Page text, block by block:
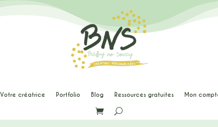
Votre créatrice Portfolio Blog Ressources gratuites Mon